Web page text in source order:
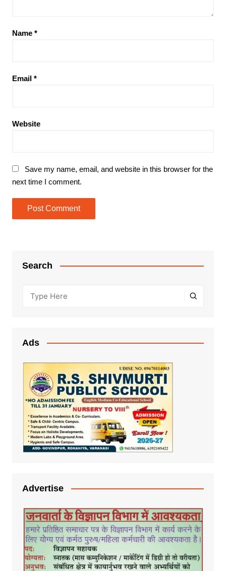
Name *
Email *
Website
Save my name, email, and website in this browser for the
next time I comment.
Search
Ads
Advertise